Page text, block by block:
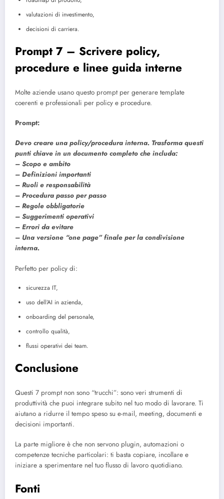
valutazioni di investimento,
decisioni di carriera.
Prompt 7 – Scrivere policy,
procedure e linee guida interne
Molte aziende usano questo prompt per generare template
coerenti e professionali per policy e procedure.
Prompt:
Devo creare una policy/procedura interna. Trasforma questi
punti chiave in un documento completo che includa:
– Scopo e ambito
– Definizioni importanti
– Ruoli e responsabilità
– Procedura passo per passo
– Regole obbligatorie
– Suggerimenti operativi
– Errori da evitare
– Una versione “one page” finale per la condivisione
interna.
Perfetto per policy di:
sicurezza IT,
uso dell’AI in azienda,
onboarding del personale,
controllo qualità,
flussi operativi dei team.
Conclusione
Questi 7 prompt non sono “trucchi”: sono veri strumenti di
produttività che puoi integrare subito nel tuo modo di lavorare. Ti
aiutano a ridurre il tempo speso su e-mail, meeting, documenti e
decisioni importanti.
La parte migliore è che non servono plugin, automazioni o
competenze tecniche particolari: ti basta copiare, incollare e
iniziare a sperimentare nel tuo flusso di lavoro quotidiano.
Fonti